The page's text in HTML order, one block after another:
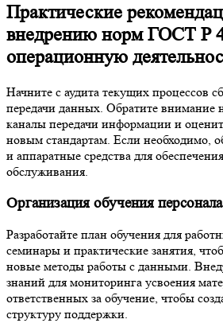
Практические
внедрению норм ГОСТ Р
операционную
Начните с аудита текущих процессов
передачи данных. Обратите внимание
каналы передачи информации и
новым стандартам. Если необходимо,
и аппаратные средства для
обслуживания.
Организация обучения персонала
Разработайте план обучения для
семинары и практические занятия,
новые методы работы с данными.
знаний для мониторинга усвоения
ответственных за обучение, чтобы
структуру поддержки.